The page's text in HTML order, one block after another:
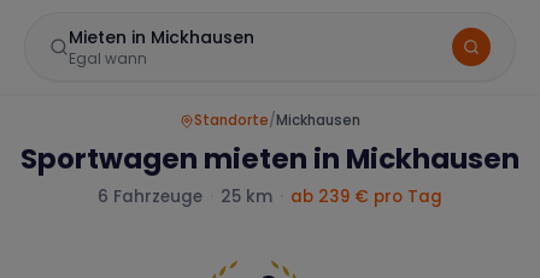
Mieten in Mickhausen
Egal wann
Standorte/Mickhausen
Sportwagen mieten in Mickhausen
6 Fahrzeuge 25 km ab 239 € pro Tag